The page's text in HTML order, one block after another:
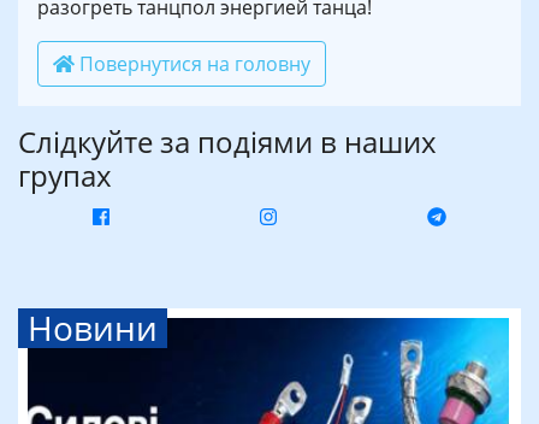
разогреть танцпол энергией танца!
Повернутися на головну
Слідкуйте за подіями в наших
групах
Новини